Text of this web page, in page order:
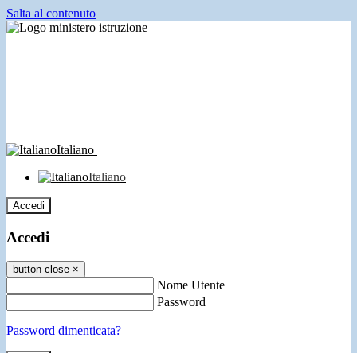
Salta al contenuto
Italiano
Italiano
Accedi
Accedi
button close ×
Nome Utente
Password
Password dimenticata?